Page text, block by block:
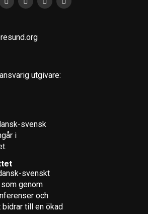
när valet ska hållas. I Sverige hålls
år. News Øresund kommer under
skriva om valen ur flera perspektiv.
artiklar om det danska valet.
det danska valet
plakatdagen – så här funkar
utgivare:
svensk
i
svenskt
genom
och
till en ökad